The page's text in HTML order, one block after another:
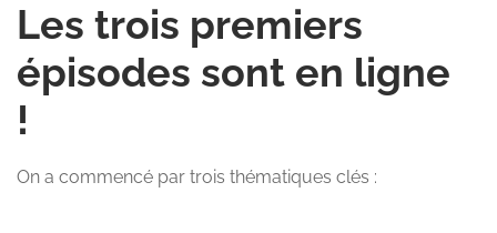
Les trois premiers
épisodes sont en ligne
!
On a commencé par trois thématiques clés :